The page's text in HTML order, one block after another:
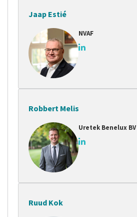
Jaap Estié
NVAF
Robbert Melis
Uretek Benelux BV
Ruud Kok